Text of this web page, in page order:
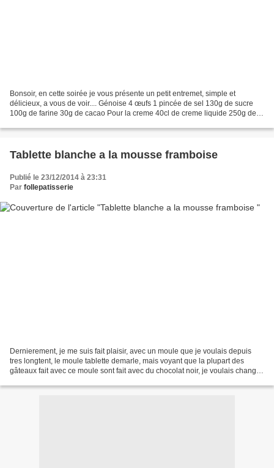
Bonsoir, en cette soirée je vous présente un petit entremet, simple et
délicieux, a vous de voir.... Génoise 4 œufs 1 pincée de sel 130g de sucre
100g de farine 30g de cacao Pour la creme 40cl de creme liquide 250g de
Tablette blanche a la mousse framboise
Publié le 23/12/2014 à 23:31
Par follepatisserie
Dernierement, je me suis fait plaisir, avec un moule que je voulais depuis
tres longtent, le moule tablette demarle, mais voyant que la plupart des
gâteaux fait avec ce moule sont fait avec du chocolat noir, je voulais changer